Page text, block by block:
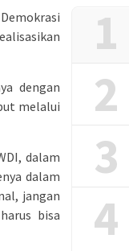
dengan
melalui
dalam
dalam
jangan
bisa
1
2
3
4